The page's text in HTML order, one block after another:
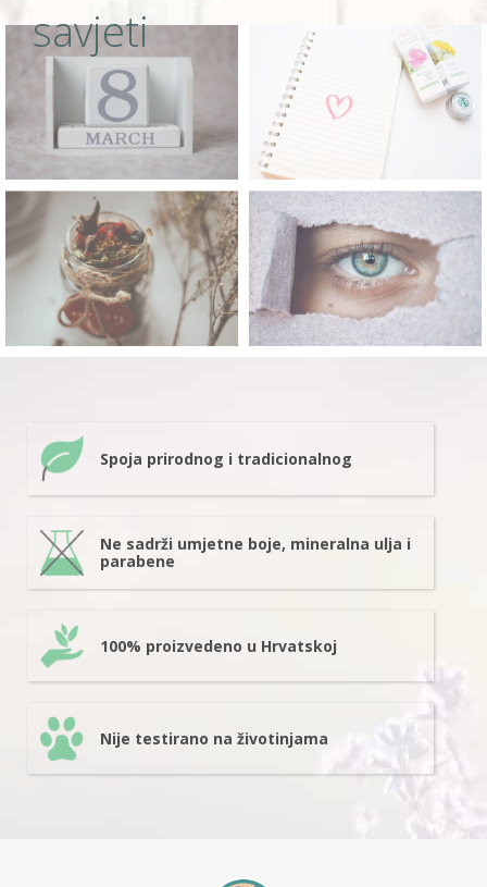
savjeti
Spoja prirodnog i tradicionalnog
Ne sadrži umjetne boje, mineralna ulja i
parabene
100% proizvedeno u Hrvatskoj
Nije testirano na životinjama